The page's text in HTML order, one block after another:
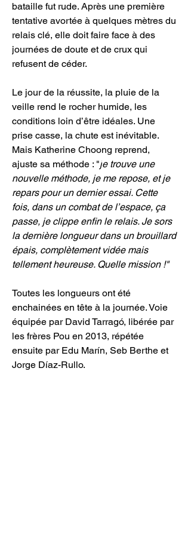
bataille fut rude. Après une première
tentative avortée à quelques mètres du
relais clé, elle doit faire face à des
journées de doute et de crux qui
refusent de céder.
Le jour de la réussite, la pluie de la
veille rend le rocher humide, les
conditions loin d’être idéales. Une
prise casse, la chute est inévitable.
Mais Katherine Choong reprend,
ajuste sa méthode : "je trouve une
nouvelle méthode, je me repose, et je
repars pour un dernier essai. Cette
fois, dans un combat de l’espace, ça
passe, je clippe enfin le relais. Je sors
la dernière longueur dans un brouillard
épais, complètement vidée mais
tellement heureuse. Quelle mission !"
Toutes les longueurs ont été
enchainées en tête à la journée. Voie
équipée par David Tarragó, libérée par
les frères Pou en 2013, répétée
ensuite par Edu Marín, Seb Berthe et
Jorge Díaz-Rullo.